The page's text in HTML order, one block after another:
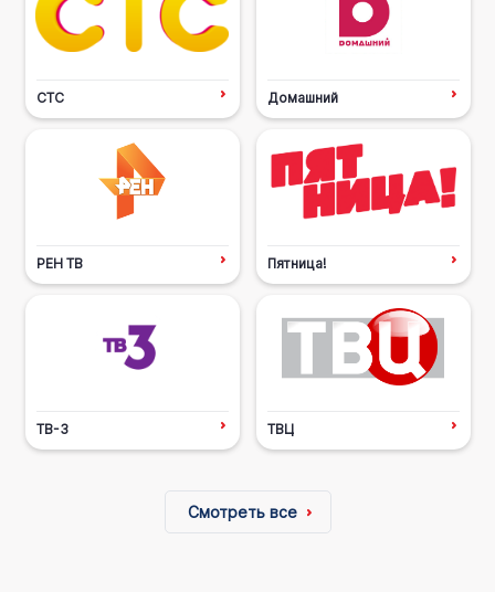
СТС Домашний
РЕН ТВ Пятница!
ТВ-3 ТВЦ
Смотреть все